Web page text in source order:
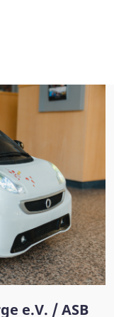
e.V. / ASB